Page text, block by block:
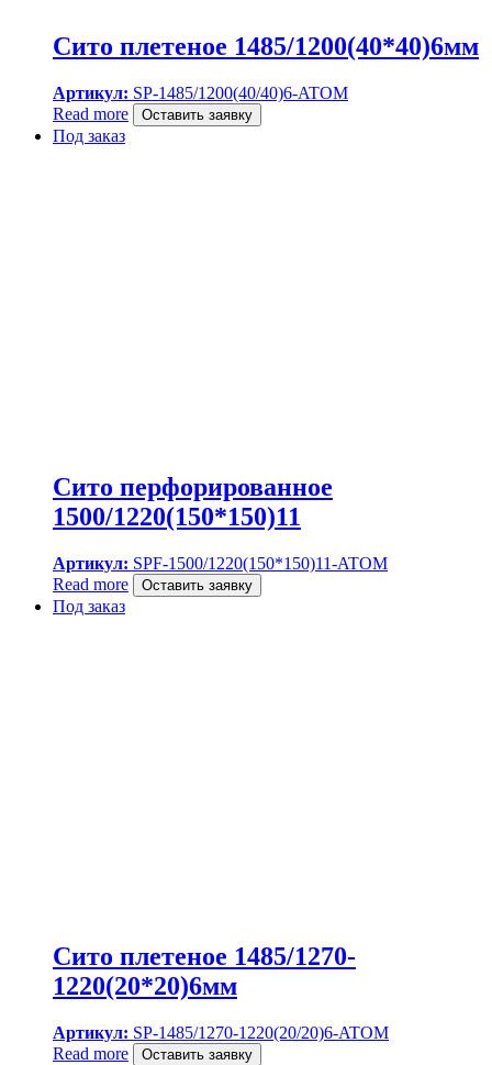
Сито плетеное 1485/1200(40*40)6мм
Артикул: SP-1485/1200(40/40)6-ATOM
Read more
Оставить заявку
Под заказ
Сито перфорированное
1500/1220(150*150)11
Артикул: SPF-1500/1220(150*150)11-ATOM
Read more
Оставить заявку
Под заказ
Сито плетеное 1485/1270-
1220(20*20)6мм
Артикул: SP-1485/1270-1220(20/20)6-ATOM
Read more
Оставить заявку